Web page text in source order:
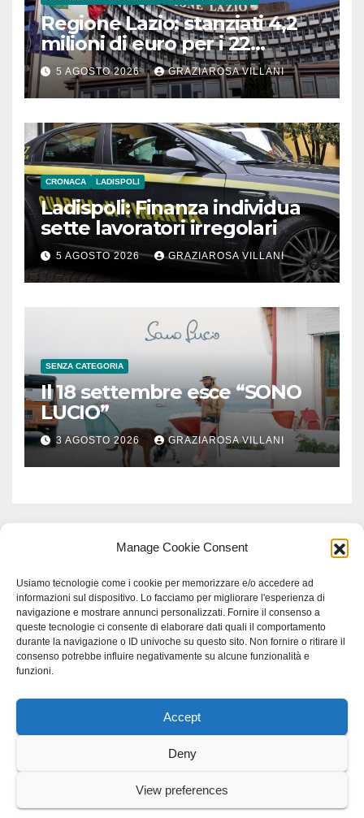
Manage Cookie Consent
Usiamo tecnologie come i cookie per memorizzare e/o accedere ad
informazioni sul dispositivo. Lo facciamo per migliorare l'esperienza di
navigazione e mostrare annunci personalizzati. Fornire il consenso a
queste tecnologie ci consente di elaborare dati quali il comportamento
durante la navigazione o ID univoche su questo sito. Non fornire o ritirare il
consenso potrebbe influire negativamente su alcune funzionalità e
funzioni.
Accept
Deny
View preferences
Regione Lazio: stanziati 4,2
milioni di euro per i 22
Comuni dell’Etruria
Meridionale
5 AGOSTO 2026 GRAZIAROSA VILLANI
CRONACA LADISPOLI
Ladispoli: Finanza individua
sette lavoratori irregolari
5 AGOSTO 2026 GRAZIAROSA VILLANI
SENZA CATEGORIA
Il 18 settembre esce “SONO
LUCIO”
3 AGOSTO 2026 GRAZIAROSA VILLANI
Proudly powered by WordPress|Tema: Newspaperex di
Scienza studio specialistico bracciano